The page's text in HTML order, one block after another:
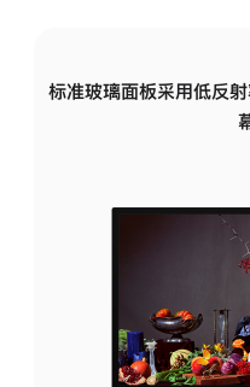
标准玻璃面板采用低反